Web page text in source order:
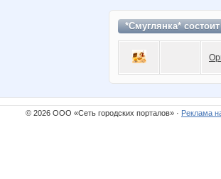
*Смуглянка*
© 2026 ООО «Сеть городских порталов» · Реклама